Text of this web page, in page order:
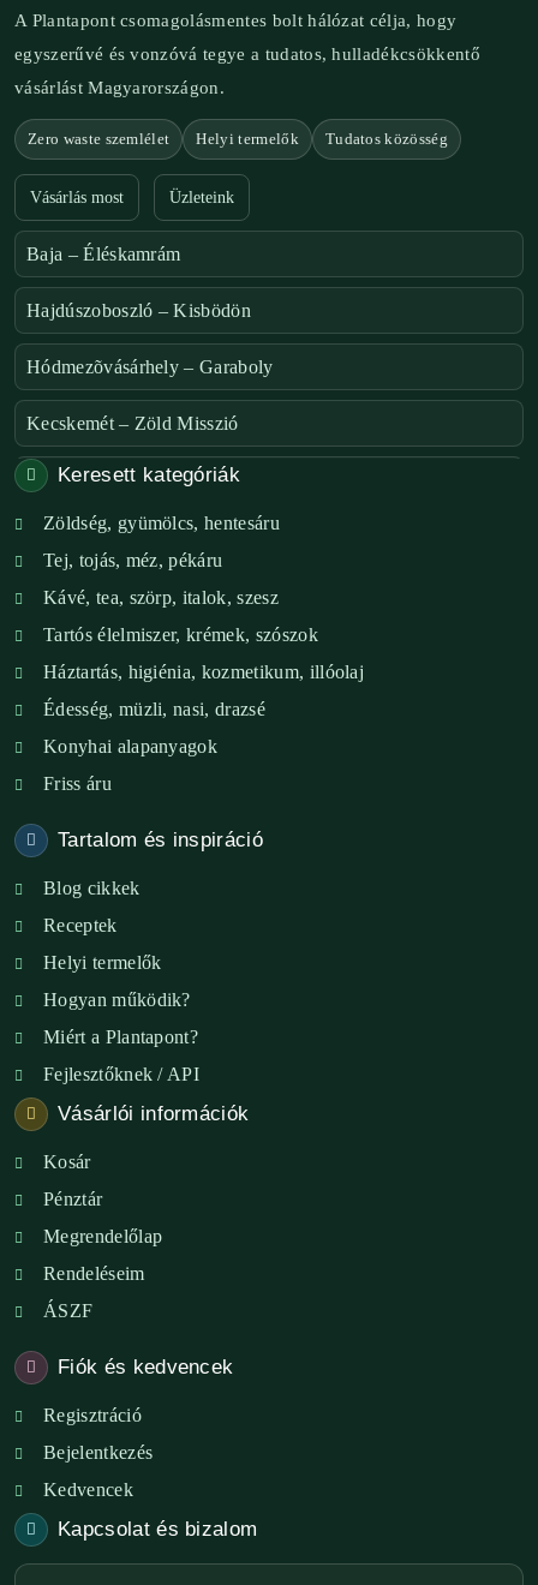
A Plantapont csomagolásmentes bolt hálózat célja, hogy
egyszerűvé és vonzóvá tegye a tudatos, hulladékcsökkentő
vásárlást Magyarországon.
Zero waste szemlélet Helyi termelők Tudatos közösség
Vásárlás most Üzleteink
Baja – Éléskamrám
Hajdúszoboszló – Kisbödön
Hódmezõvásárhely – Garaboly
Kecskemét – Zöld Misszió
Székesfehérvár – Zöld Sarok
Verőce – Miegymás
XI. ker. – Lemérem
XIX. ker. – Boldog Föld
XVIII. ker. – Eni Mag-ház
XXIII. ker. – Panelpék
Keresett kategóriák
Zöldség, gyümölcs, hentesáru
Tej, tojás, méz, pékáru
Kávé, tea, szörp, italok, szesz
Tartós élelmiszer, krémek, szószok
Háztartás, higiénia, kozmetikum, illóolaj
Édesség, müzli, nasi, drazsé
Konyhai alapanyagok
Friss áru
Tartalom és inspiráció
Blog cikkek
Receptek
Helyi termelők
Hogyan működik?
Miért a Plantapont?
Fejlesztőknek / API
Vásárlói információk
Kosár
Pénztár
Megrendelőlap
Rendeléseim
ÁSZF
Fiók és kedvencek
Regisztráció
Bejelentkezés
Kedvencek
Kapcsolat és bizalom